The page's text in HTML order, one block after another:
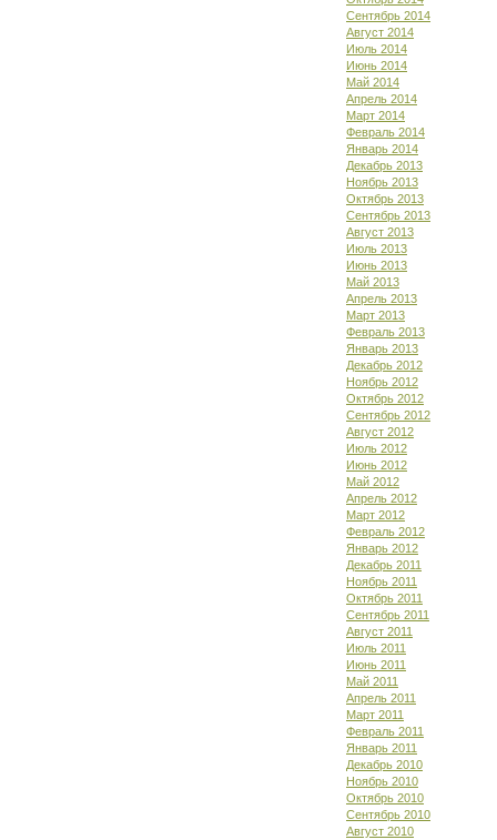
Сентябрь 2014
Август 2014
Июль 2014
Июнь 2014
Май 2014
Апрель 2014
Март 2014
Февраль 2014
Январь 2014
Декабрь 2013
Ноябрь 2013
Октябрь 2013
Сентябрь 2013
Август 2013
Июль 2013
Июнь 2013
Май 2013
Апрель 2013
Март 2013
Февраль 2013
Январь 2013
Декабрь 2012
Ноябрь 2012
Октябрь 2012
Сентябрь 2012
Август 2012
Июль 2012
Июнь 2012
Май 2012
Апрель 2012
Март 2012
Февраль 2012
Январь 2012
Декабрь 2011
Ноябрь 2011
Октябрь 2011
Сентябрь 2011
Август 2011
Июль 2011
Июнь 2011
Май 2011
Апрель 2011
Март 2011
Февраль 2011
Январь 2011
Декабрь 2010
Ноябрь 2010
Октябрь 2010
Сентябрь 2010
Август 2010